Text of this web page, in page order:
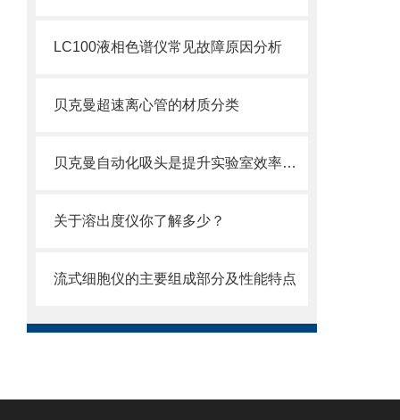
LC100液相色谱仪常见故障原因分析
贝克曼超速离心管的材质分类
贝克曼自动化吸头是提升实验室效率的关键利器
关于溶出度仪你了解多少？
流式细胞仪的主要组成部分及性能特点